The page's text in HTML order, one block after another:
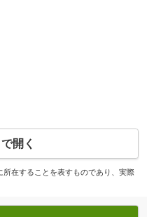
開く
在することを表すものであり、実際